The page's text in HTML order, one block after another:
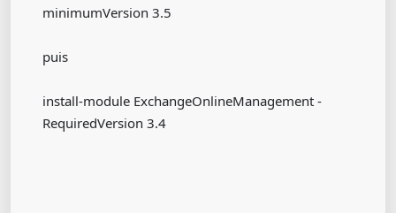
minimumVersion 3.5
puis
install-module ExchangeOnlineManagement -
RequiredVersion 3.4